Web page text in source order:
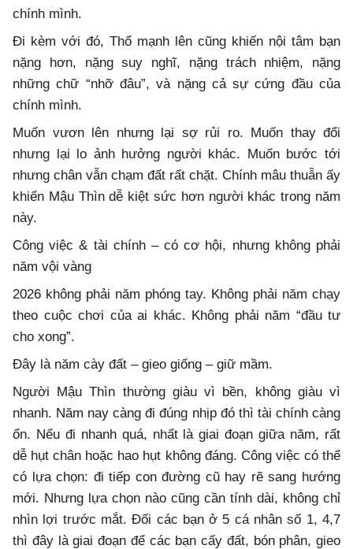
chính mình.
Đi kèm với đó, Thổ mạnh lên cũng khiến nội tâm bạn
nặng hơn, nặng suy nghĩ, nặng trách nhiệm, nặng
những chữ “nhỡ đâu”, và nặng cả sự cứng đầu của
chính mình.
Muốn vươn lên nhưng lại sợ rủi ro. Muốn thay đổi
nhưng lại lo ảnh hưởng người khác. Muốn bước tới
nhưng chân vẫn chạm đất rất chặt. Chính mâu thuẫn ấy
khiến Mậu Thìn dễ kiệt sức hơn người khác trong năm
này.
Công việc & tài chính – có cơ hội, nhưng không phải
năm vội vàng
2026 không phải năm phóng tay. Không phải năm chạy
theo cuộc chơi của ai khác. Không phải năm “đầu tư
cho xong”.
Đây là năm cày đất – gieo giống – giữ mầm.
Người Mậu Thìn thường giàu vì bền, không giàu vì
nhanh. Năm nay càng đi đúng nhịp đó thì tài chính càng
ổn. Nếu đi nhanh quá, nhất là giai đoạn giữa năm, rất
dễ hụt chân hoặc hao hụt không đáng. Công việc có thể
có lựa chọn: đi tiếp con đường cũ hay rẽ sang hướng
mới. Nhưng lựa chọn nào cũng cần tính dài, không chỉ
nhìn lợi trước mắt. Đối các bạn ở 5 cá nhân số 1, 4,7
thì đây là giai đoạn để các bạn cấy đất, bón phân, gieo